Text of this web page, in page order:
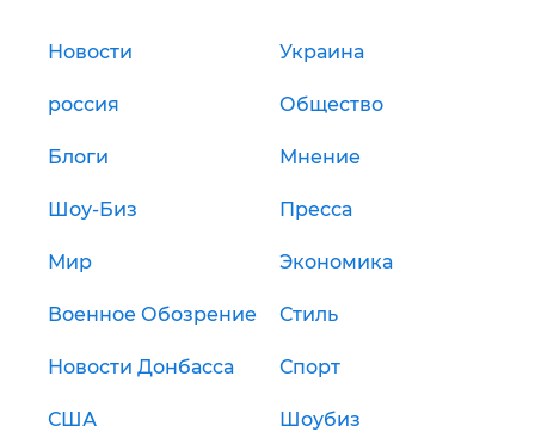
Новости Украина
россия Общество
Блоги Мнение
Шоу-Биз Пресса
Мир Экономика
Военное Обозрение Стиль
Новости Донбасса Спорт
США Шоубиз